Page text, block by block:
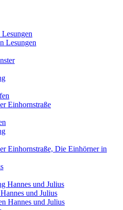
Lesungen
Einhornstraße
Einhornstraße, Die Einhörner in
Hannes und Julius
und Julius
Hannes und Julius